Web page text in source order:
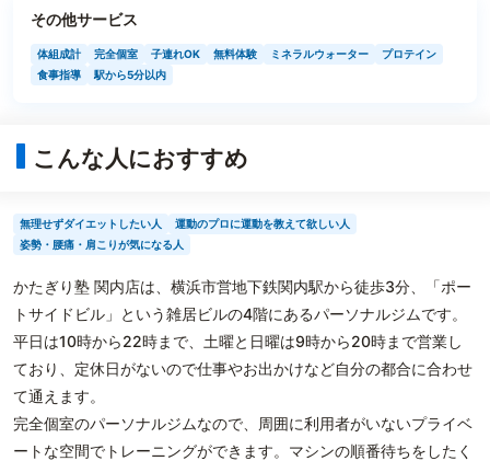
その他サービス
体組成計 完全個室 子連れOK 無料体験 ミネラルウォーター
プロテイン
食事指導
駅から5分以内
こんな人におすすめ
無理せずダイエットしたい人
運動のプロに運動を教えて欲しい人
姿勢・腰痛・肩こりが気になる人
かたぎり塾 関内店は、横浜市営地下鉄関内駅から徒歩3分、「ポー
トサイドビル」という雑居ビルの4階にあるパーソナルジムです。
平日は10時から22時まで、土曜と日曜は9時から20時まで営業し
ており、定休日がないので仕事やお出かけなど自分の都合に合わせ
て通えます。
完全個室のパーソナルジムなので、周囲に利用者がいないプライベ
ートな空間でトレーニングができます。マシンの順番待ちをしたく